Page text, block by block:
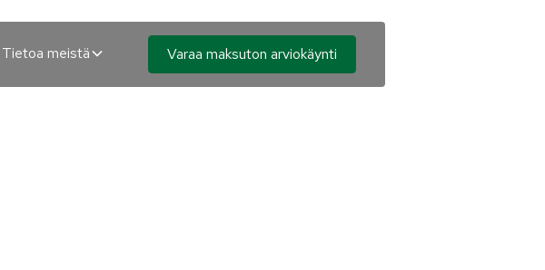
Tietoa meistä Varaa maksuton arviokäynti